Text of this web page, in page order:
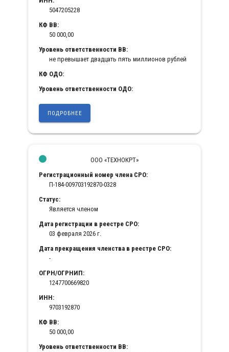
5047205228
КФ ВВ:
50 000,00
Уровень ответственности ВВ:
не превышает двадцать пять миллионов рублей
КФ ОДО:
Уровень ответственности ОДО:
ПОДРОБНЕЕ
ООО «ТЕХНОКРТ»
Регистрационный номер члена СРО:
П-184-009703192870-0328
Статус:
Является членом
Дата регистрации в реестре СРО:
03 февраля 2026 г.
Дата прекращения членства в реестре СРО:
-
ОГРН/ОГРНИП:
1247700669820
ИНН:
9703192870
КФ ВВ:
50 000,00
Уровень ответственности ВВ: